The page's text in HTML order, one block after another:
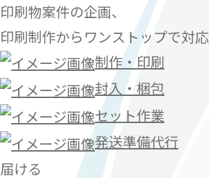
印刷物案件の企画、
印刷制作からワンストップで対応
制作・印刷
封入・梱包
セット作業
発送準備代行
届ける